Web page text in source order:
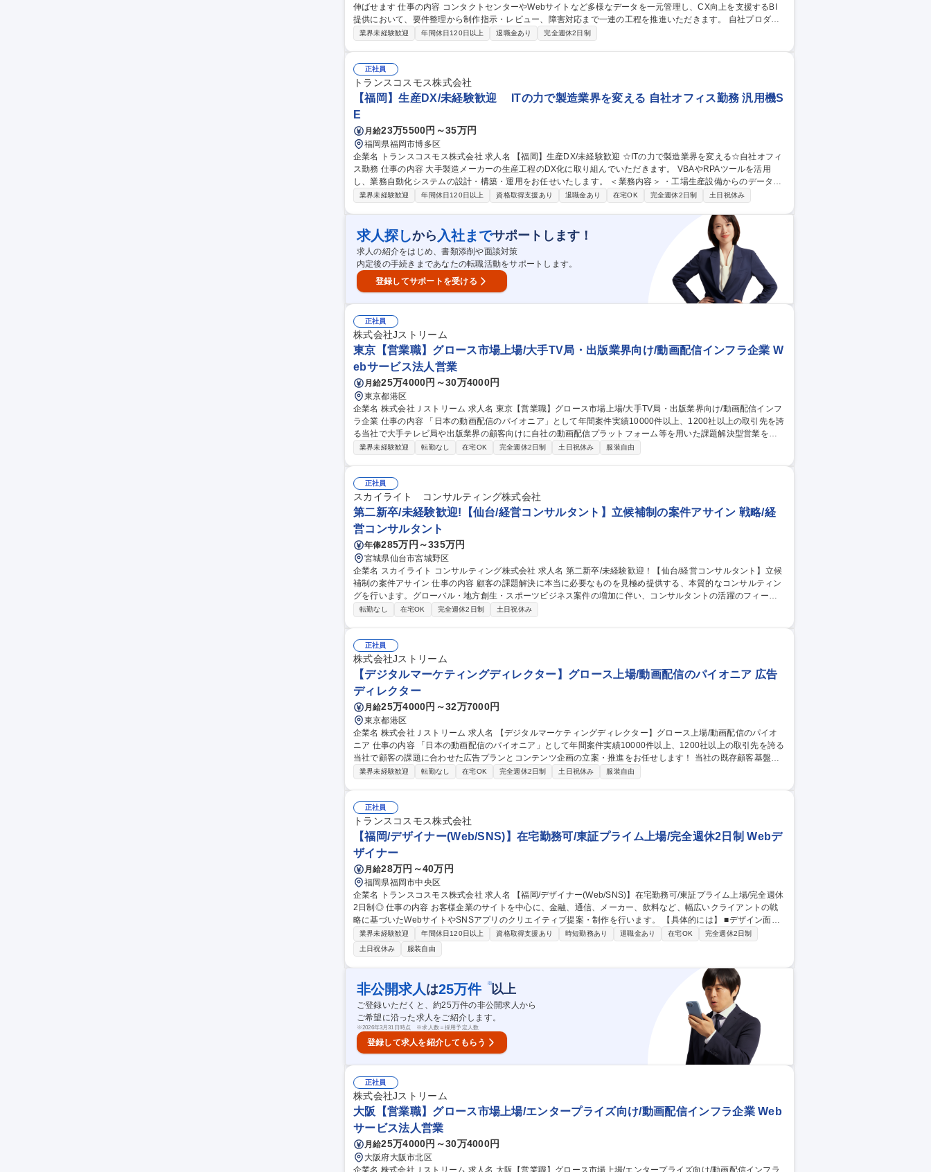
伸ばせます 仕事の内容 コンタクトセンターやWebサイトなど多様なデータを一元管理し、CX向上を支援するBI
提供において、要件整理から制作指示・レビュー、障害対応まで一連の工程を推進いただきます。 自社プロダク
ト（trans-Insight BI）の運用において下記を担当。 ・要件に基づく見積作成・集計定義の確認 ・製作作業および
できます。 募集職種 【自社BIプロダクト制作のチームリーダー候補】データ領域へスキルを伸ばせます
業界未経験歓迎 年間休日120日以上 退職金あり 完全週休2日制
正社員
トランスコスモス株式会社
【福岡】生産DX/未経験歓迎 ITの力で製造業界を変える 自社オフィス勤務 汎用機S
E
月給23万5500円～35万円
福岡県福岡市博多区
企業名 トランスコスモス株式会社 求人名 【福岡】生産DX/未経験歓迎 ☆ITの力で製造業界を変える☆自社オフィ
ス勤務 仕事の内容 大手製造メーカーの生産工程のDX化に取り組んでいただきます。 VBAやRPAツールを活用
し、業務自動化システムの設計・構築・運用をお任せいたします。 ＜業務内容＞ ・工場生産設備からのデータ集
約、測定業務の自動化 ・発注システムとRPAツールの連携 ・その他データの分析、BIツールを活用した可視化業
業界未経験歓迎 年間休日120日以上 資格取得支援あり 退職金あり 在宅OK 完全週休2日制 土日祝休み
求人探しから 入社までサポートします！
求人の紹介をはじめ、書類添削や面談対策
内定後の手続きまであなたの転職活動をサポートします。
登録してサポートを受ける
正社員
株式会社Jストリーム
東京【営業職】グロース市場上場/大手TV局・出版業界向け/動画配信インフラ企業 W
ebサービス法人営業
月給25万4000円～30万4000円
東京都港区
企業名 株式会社Ｊストリーム 求人名 東京【営業職】グロース市場上場/大手TV局・出版業界向け/動画配信インフ
ラ企業 仕事の内容 「日本の動画配信のパイオニア」として年間案件実績10000件以上、1200社以上の取引先を誇
る当社で大手テレビ局や出版業界の顧客向けに自社の動画配信プラットフォーム等を用いた課題解決型営業をお
任せします！ ■入社後は先輩社員との同行や研修を通じて商材理解を深めていただき、3ヶ月程度で徐々に顧客を
を取りながら、動画配信プラットフォームやライブ配信サービス、システム構成の企画等、改善提案をお任せし
ます！ 募集職種 東京【営業職】グロース市場上場/大手TV局・出版業界向け/動画配信インフラ企業
業界未経験歓迎 転勤なし 在宅OK 完全週休2日制 土日祝休み 服装自由
正社員
スカイライト コンサルティング株式会社
第二新卒/未経験歓迎!【仙台/経営コンサルタント】立候補制の案件アサイン 戦略/経
営コンサルタント
年俸285万円～335万円
宮城県仙台市宮城野区
企業名 スカイライト コンサルティング株式会社 求人名 第二新卒/未経験歓迎！【仙台/経営コンサルタント】立候
補制の案件アサイン 仕事の内容 顧客の課題解決に本当に必要なものを見極め提供する、本質的なコンサルティン
グを行います。グローバル・地方創生・スポーツビジネス案件の増加に伴い、コンサルタントの活躍のフィール
ドは大きく広がっています。 当社は2000年に設立したコンサルティング会社で、「顧客の成功を創造し、顧客と
し、制度構築や意思決定に加わったり、社員一人ひとりの成長やチームの成功を促すための評価制度や教育制度
を実践しています。 募集職種 第二新卒/未経験歓迎！【仙台/経営コンサルタント】立候補制の案件アサイン
転勤なし 在宅OK 完全週休2日制 土日祝休み
正社員
株式会社Jストリーム
【デジタルマーケティングディレクター】グロース上場/動画配信のパイオニア 広告
ディレクター
月給25万4000円～32万7000円
東京都港区
企業名 株式会社Ｊストリーム 求人名 【デジタルマーケティングディレクター】グロース上場/動画配信のパイオ
ニア 仕事の内容 「日本の動画配信のパイオニア」として年間案件実績10000件以上、1200社以上の取引先を誇る
当社で顧客の課題に合わせた広告プランとコンテンツ企画の立案・推進をお任せします！ 当社の既存顧客基盤や
新規開拓を通じ、マーケティング施策とコンテンツ企画の立案・推進を行います。営業戦略の立案、提案商材や
心となりますが、これまでのご経験に応じて得意な領域から段階的にお任せします。 募集職種 【デジタルマーケ
ティングディレクター】グロース上場/動画配信のパイオニア
業界未経験歓迎 転勤なし 在宅OK 完全週休2日制 土日祝休み 服装自由
正社員
トランスコスモス株式会社
【福岡/デザイナー(Web/SNS)】在宅勤務可/東証プライム上場/完全週休2日制 Webデ
ザイナー
月給28万円～40万円
福岡県福岡市中央区
企業名 トランスコスモス株式会社 求人名 【福岡/デザイナー(Web/SNS)】在宅勤務可/東証プライム上場/完全週休
2日制◎ 仕事の内容 お客様企業のサイトを中心に、金融、通信、メーカー、飲料など、幅広いクライアントの戦
略に基づいたWebサイトやSNSアプリのクリエイティブ提案・制作を行います。 【具体的には】 ■デザイン面で
のコストマネジメント、クリエイティブ提案、プレゼンテーション ■UX設計からアウトプットまで、全体を網羅
したデザインディレクション ■クリエイティブ制作 ■コンテンツプランニング （変更の範囲）会社が定める業務
募集職種 【福岡/デザイナー(Web/SNS)】在宅勤務可/東証プライム上場/完全週休2日制◎
業界未経験歓迎 年間休日120日以上 資格取得支援あり 時短勤務あり 退職金あり 在宅OK
完全週休2日制
土日祝休み
服装自由
非公開求人 は25万件 ※以上
ご登録いただくと、約25万件の非公開求人から
ご希望に沿った求人をご紹介します。
※2026年3月31日時点 ※求人数＝採用予定人数
登録して求人を紹介してもらう
正社員
株式会社Jストリーム
大阪【営業職】グロース市場上場/エンタープライズ向け/動画配信インフラ企業 Web
サービス法人営業
月給25万4000円～30万4000円
大阪府大阪市北区
企業名 株式会社Ｊストリーム 求人名 大阪【営業職】グロース市場上場/エンタープライズ向け/動画配信インフラ